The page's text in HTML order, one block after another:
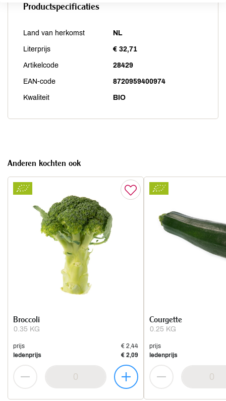
Productspecificaties
Land van herkomst NL
Literprijs € 32,71
Artikelcode 28429
EAN-code 8720959400974
Kwaliteit BIO
Anderen kochten ook
0.35 KG
Broccoli
prijs
€ 2,44
ledenprijs
€ 2,09
0.25 KG
Courgette
prijs
ledenprijs